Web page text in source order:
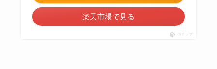
楽天市場で見る
ポチップ